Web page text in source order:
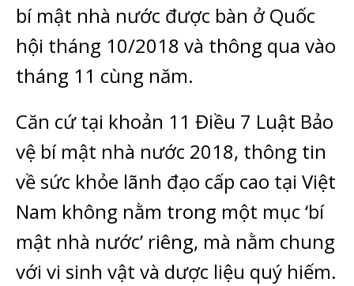
bí mật nhà nước được bàn ở Quốc
hội tháng 10/2018 và thông qua vào
tháng 11 cùng năm.
Căn cứ tại khoản 11 Điều 7 Luật Bảo
vệ bí mật nhà nước 2018, thông tin
về sức khỏe lãnh đạo cấp cao tại Việt
Nam không nằm trong một mục ‘bí
mật nhà nước’ riêng, mà nằm chung
với vi sinh vật và dược liệu quý hiếm.